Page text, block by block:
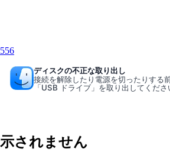
556
ディスクの不正な取り出し
接続を解除したり電源を切ったりする
「USB ドライブ」を取り出してくださ
示されません